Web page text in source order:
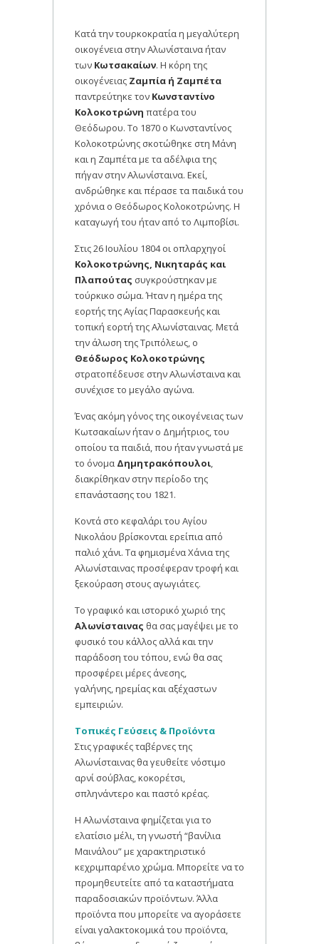
Κατά την τουρκοκρατία η μεγαλύτερη
οικογένεια στην Αλωνίσταινα ήταν
των Κωτσακαίων. Η κόρη της
οικογένειας Ζαμπία ή Ζαμπέτα
παντρεύτηκε τον Κωνσταντίνο
Κολοκοτρώνη πατέρα του
Θεόδωρου. Το 1870 ο Κωνσταντίνος
Κολοκοτρώνης σκοτώθηκε στη Μάνη
και η Ζαμπέτα με τα αδέλφια της
πήγαν στην Αλωνίσταινα. Εκεί,
ανδρώθηκε και πέρασε τα παιδικά του
χρόνια ο Θεόδωρος Κολοκοτρώνης. Η
καταγωγή του ήταν από το Λιμποβίσι.
Στις 26 Ιουλίου 1804 οι οπλαρχηγοί
Κολοκοτρώνης, Νικηταράς και
Πλαπούτας συγκρούστηκαν με
τούρκικο σώμα. Ήταν η ημέρα της
εορτής της Αγίας Παρασκευής και
τοπική εορτή της Αλωνίσταινας. Μετά
την άλωση της Τριπόλεως, ο
Θεόδωρος Κολοκοτρώνης
στρατοπέδευσε στην Αλωνίσταινα και
συνέχισε το μεγάλο αγώνα.
Ένας ακόμη γόνος της οικογένειας των
Κωτσακαίων ήταν ο Δημήτριος, του
οποίου τα παιδιά, που ήταν γνωστά με
το όνομα Δημητρακόπουλοι,
διακρίθηκαν στην περίοδο της
επανάστασης του 1821.
Κοντά στο κεφαλάρι του Αγίου
Νικολάου βρίσκονται ερείπια από
παλιό χάνι. Τα φημισμένα Χάνια της
Αλωνίσταινας προσέφεραν τροφή και
ξεκούραση στους αγωγιάτες.
Το γραφικό και ιστορικό χωριό της
Αλωνίσταινας θα σας μαγέψει με το
φυσικό του κάλλος αλλά και την
παράδοση του τόπου, ενώ θα σας
προσφέρει μέρες άνεσης,
γαλήνης, ηρεμίας και αξέχαστων
εμπειριών.
Τοπικές Γεύσεις & Προϊόντα
Στις γραφικές ταβέρνες της
Αλωνίσταινας θα γευθείτε νόστιμο
αρνί σούβλας, κοκορέτσι,
σπληνάντερο και παστό κρέας.
Η Αλωνίσταινα φημίζεται για το
ελατίσιο μέλι, τη γνωστή “βανίλια
Μαινάλου” με χαρακτηριστικό
κεχριμπαρένιο χρώμα. Μπορείτε να το
προμηθευτείτε από τα καταστήματα
παραδοσιακών προϊόντων. Άλλα
προϊόντα που μπορείτε να αγοράσετε
είναι γαλακτοκομικά του προϊόντα,